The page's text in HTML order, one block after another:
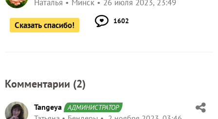
Наталья Минск 26 июля 2023, 23:49
Сказать спасибо! 1602
Комментарии (2)
Tangeya АДМИНИСТРАТОР